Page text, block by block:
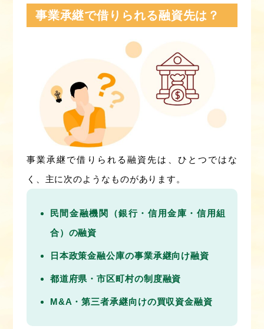
事業承継で借りられる融資先は？
事業承継で借りられる融資先は、ひとつではな
く、主に次のようなものがあります。
民間金融機関（銀行・信用金庫・信用組
合）の融資
日本政策金融公庫の事業承継向け融資
都道府県・市区町村の制度融資
M&A・第三者承継向けの買収資金融資